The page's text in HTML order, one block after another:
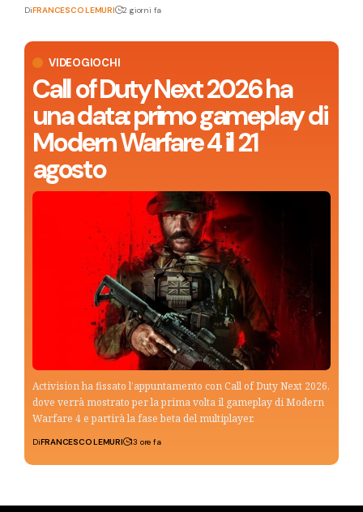
VIDEOGIOCHI
Call of Duty Next 2026 ha
una data: primo gameplay di
Modern Warfare 4 il 21
agosto
Activision ha fissato l’appuntamento con Call of Duty Next 2026,
dove verrà mostrato per la prima volta il gameplay di Modern
Warfare 4 e partirà la fase beta del multiplayer.
DiFRANCESCO LEMURI 13 ore fa
DiFRANCESCO LEMURI 2 giorni fa